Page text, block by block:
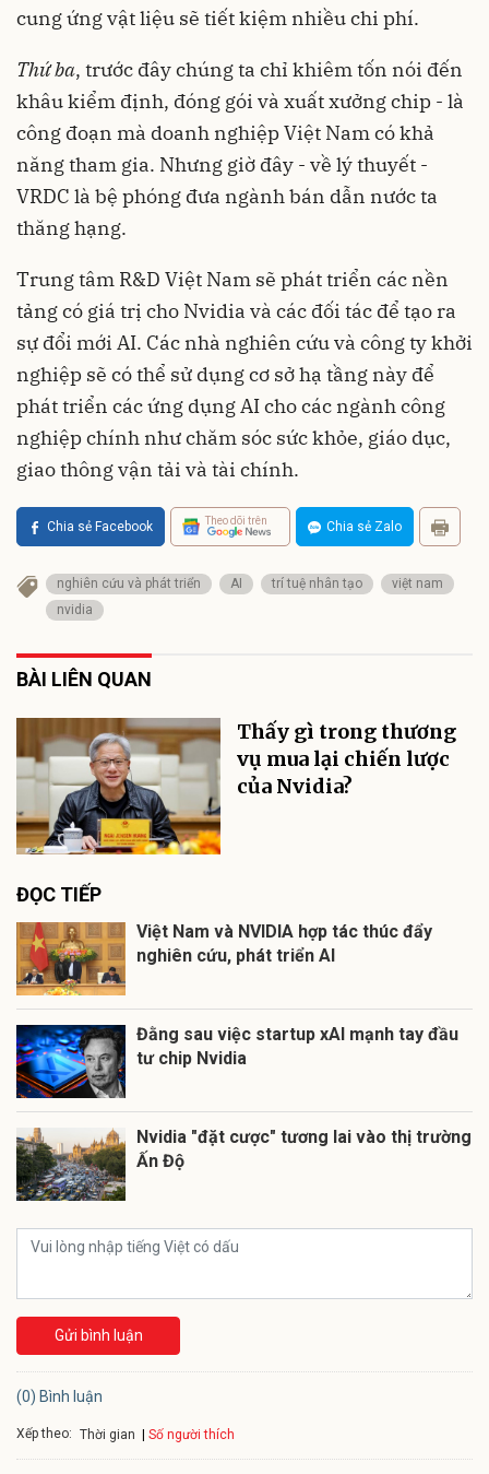
cung ứng vật liệu sẽ tiết kiệm nhiều chi phí.
Thứ ba, trước đây chúng ta chỉ khiêm tốn nói đến
khâu kiểm định, đóng gói và xuất xưởng chip - là
công đoạn mà doanh nghiệp Việt Nam có khả
năng tham gia. Nhưng giờ đây - về lý thuyết -
VRDC là bệ phóng đưa ngành bán dẫn nước ta
thăng hạng.
Trung tâm R&D Việt Nam sẽ phát triển các nền
tảng có giá trị cho Nvidia và các đối tác để tạo ra
sự đổi mới AI. Các nhà nghiên cứu và công ty khởi
nghiệp sẽ có thể sử dụng cơ sở hạ tầng này để
phát triển các ứng dụng AI cho các ngành công
nghiệp chính như chăm sóc sức khỏe, giáo dục,
giao thông vận tải và tài chính.
Chia sẻ Facebook Theo dõi trên Chia sẻ Zalo
nghiên cứu và phát triển AI trí tuệ nhân tạo
việt nam
nvidia
BÀI LIÊN QUAN
Thấy gì trong thương
vụ mua lại chiến lược
của Nvidia?
ĐỌC TIẾP
Việt Nam và NVIDIA hợp tác thúc đẩy
nghiên cứu, phát triển AI
Đằng sau việc startup xAI mạnh tay đầu
tư chip Nvidia
Nvidia "đặt cược" tương lai vào thị trường
Ấn Độ
Gửi bình luận
(0) Bình luận
Xếp theo: Thời gian Số người thích